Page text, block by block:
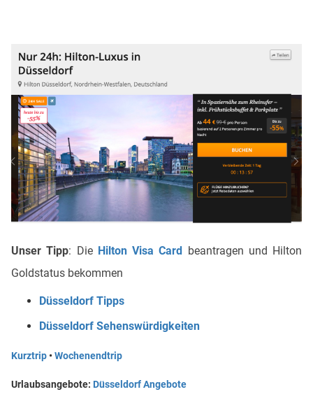
Unser Tipp: Die Hilton Visa Card beantragen und Hilton
Goldstatus bekommen
Düsseldorf Tipps
Düsseldorf Sehenswürdigkeiten
Kurztrip •Wochenendtrip
Urlaubsangebote: Düsseldorf Angebote